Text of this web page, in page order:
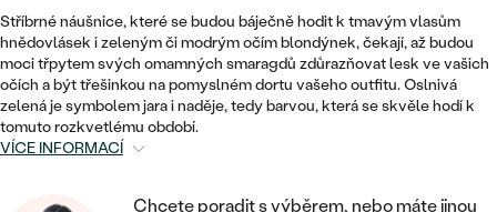
VINTAGE
NETRADIČNÍ
NETRADIČNÍ
SESTAV SI SVŮJ PRSTEN
ZAČÍT S PRSTENEM
PŘÍVĚSKY
NÁRAMKY
SETY
PÁNSKÉ ŠPERKY
MINIMALISTICKÉ
VISACÍ
SOLITÉR
NAROZENÍ DÍTĚTE
PERSONALIZOVANÉ
SE ZNAMENÍM ZVĚROKRUHU
MINIMALISTICKÉ
PLATINOVÉ
DLE STYLU
ETERNITY
Stříbrné náušnice, které se budou báječně hodit k tmavým vlasům
hnědovlásek i zeleným či modrým očím blondýnek, čekají, až budou
moci třpytem svých omamných smaragdů zdůrazňovat lesk ve vašich
očích a být třešinkou na pomyslném dortu vašeho outfitu. Oslnivá
zelená je symbolem jara i naděje, tedy barvou, která se skvěle hodí k
tomuto rozkvetlému období.
VÍCE INFORMACÍ
Chcete poradit s výběrem, nebo máte jinou